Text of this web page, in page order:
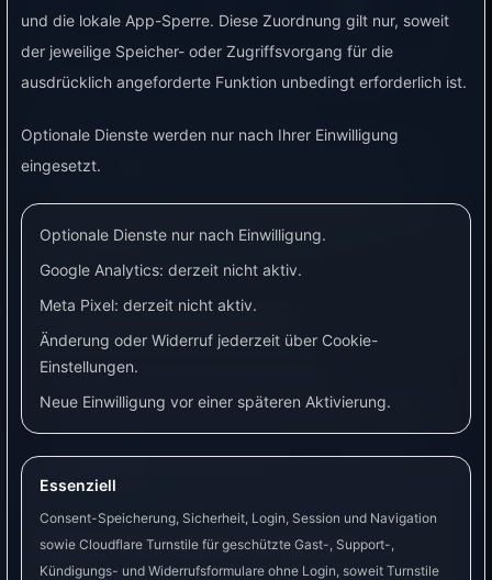
und die lokale App-Sperre. Diese Zuordnung gilt nur, soweit
der jeweilige Speicher- oder Zugriffsvorgang für die
ausdrücklich angeforderte Funktion unbedingt erforderlich ist.
Optionale Dienste werden nur nach Ihrer Einwilligung
eingesetzt.
Optionale Dienste nur nach Einwilligung.
Google Analytics: derzeit nicht aktiv.
Meta Pixel: derzeit nicht aktiv.
Änderung oder Widerruf jederzeit über Cookie-
Einstellungen.
Neue Einwilligung vor einer späteren Aktivierung.
Essenziell
Consent-Speicherung, Sicherheit, Login, Session und Navigation
sowie Cloudflare Turnstile für geschützte Gast-, Support-,
Kündigungs- und Widerrufsformulare ohne Login, soweit Turnstile
MQTT-Geräte scannen und Tasmota koppeln
Smartphone und Tablet automatisch an das
verfügbare Format an.
Wann brauche ich das?
Du hast eine Tasmota-Steckdose.
Du möchtest ein Relais automatisch schalten.
Schritt-für-Schritt-Anleitung